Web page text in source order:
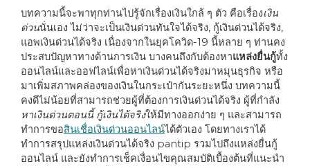
บทความนี้จะพาทุกท่านไปรู้จักเรื่องเงินใกล้ ๆ ตัว คือเรื่องเงิน
ด่วนนั่นเอง ไม่ว่าจะเป็นเงินด่วนทันใจได้จริง, กู้เงินด่วนได้จริง,
แอพเงินด่วนได้จริง เนื่องจากในยุคโควิด-19 นี้หลาย ๆ ท่านคง
ประสบปัญหาทางด้านการเงิน บางคนถึงกับต้องหาแหล่งยื่นกู้ทั้ง
ออนไลน์และออฟไลน์เพื่อหาเงินด่วนได้จริงมาหมุนธุรกิจ หรือ
มาเพิ่มสภาพคล่องของเงินในกระเป๋ากันระยะหนึ่ง บทความนี้
คงดีไม่น้อยที่สามารถช่วยผู้ที่ต้องการเงินด่วนได้จริง ผู้ที่กำลัง
หาเงินด่วนตอนนี้ กู้เงินได้จริงให้มีทางออกง่าย ๆ และสามารถ
ทำการขอสินเชื่อเงินด่วนออนไลน์ได้ตัวเอง โดยทางเราได้
ทำการสรุปแหล่งเงินด่วนได้จริง pantip รวมไปถึงแหล่งยื่นกู้
ออนไลน์ และยังทำการเช็คเงื่อนไขคุณสมบัติเบื้องต้นที่แนะนำ